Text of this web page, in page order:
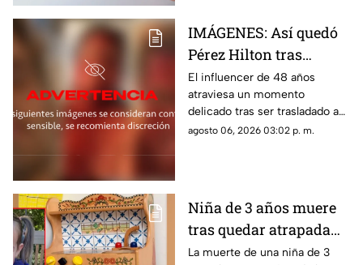
IMÁGENES: Así quedó
Pérez Hilton tras
agresiones durante en
vivo de TikTok
El influencer de 48 años
atraviesa un momento
delicado tras ser trasladado a
un hospital por cuerpos de
agosto 06, 2026 03:02 p. m.
Niña de 3 años muere
tras quedar atrapada
en cocina de juguete
La muerte de una niña de 3